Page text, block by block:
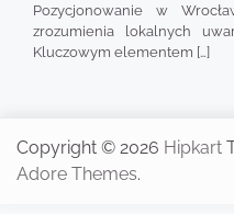
Pozycjonowanie w
zrozumienia lokalnych
Kluczowym elementem […]
Copyright © 2026 Hipkart
Adore Themes.